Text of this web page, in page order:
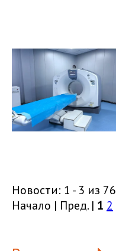
Новости: 1 - 3 из 76
Начало | Пред. | 1 2